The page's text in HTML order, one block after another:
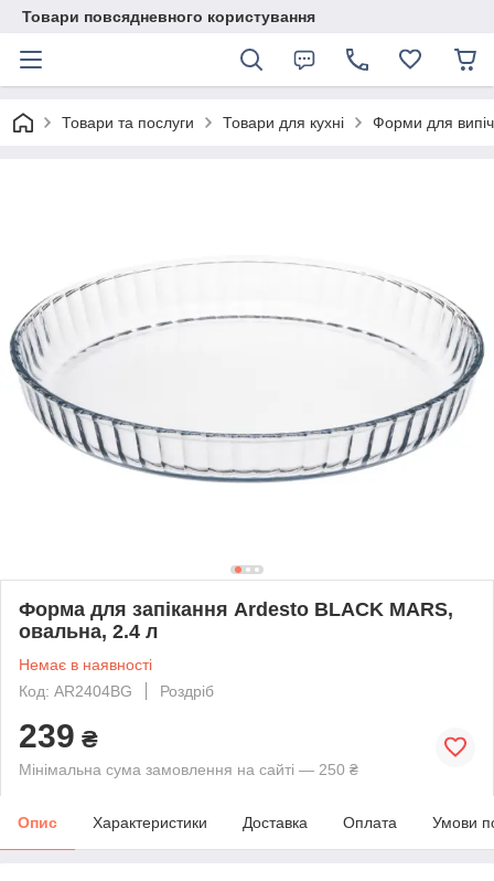
Товари повсядневного користування
Товари та послуги Товари для кухні Форми для
Форма для запікання Ardesto BLACK MARS,
овальна, 2.4 л
Немає в наявності
Код: AR2404BG
Роздріб
239 ₴
Мінімальна сума замовлення на сайті — 250 ₴
Опис Характеристики Доставка Оплата Умови